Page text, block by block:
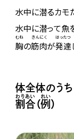
水中に潜るカモ
水中に潜って魚
胸
むね
の筋肉
きんにく
が発達
はったつ
体全体のう
割合
わりあい
（例
れい
）